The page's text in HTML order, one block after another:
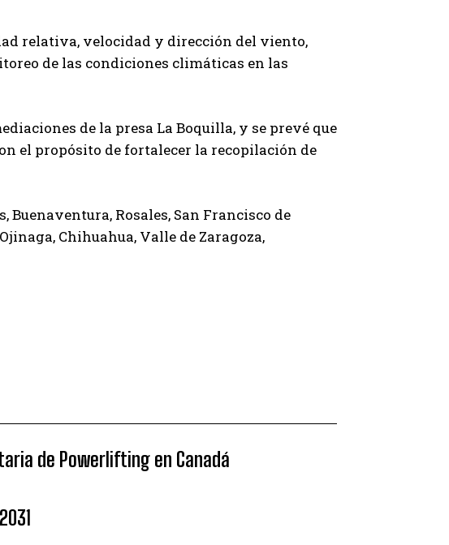
relativa, velocidad y dirección del viento,
de las condiciones climáticas en las
de la presa La Boquilla, y se prevé que
el propósito de fortalecer la recopilación de
Rosales, San Francisco de
Chihuahua, Valle de Zaragoza,
de Powerlifting en Canadá